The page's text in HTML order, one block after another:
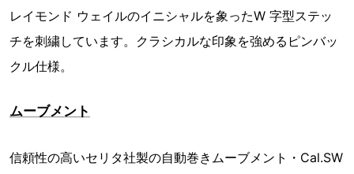
レイモンド ウェイルのイニシャルを象ったW 字型ステッ
チを刺繍しています。クラシカルな印象を強めるピンバッ
クル仕様。
ムーブメント
信頼性の高いセリタ社製の自動巻きムーブメント・Cal.SW